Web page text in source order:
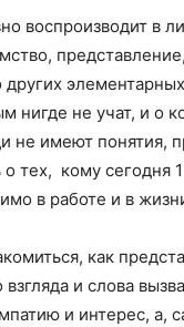
воспроизводит в
нигде не учат, и о
не имеют понятия,
о тех, кому сегодня
в работе и в
как
и слова
и интерес, а,